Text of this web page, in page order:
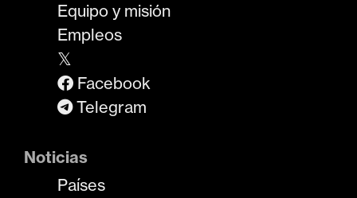
Equipo y misión
Empleos
𝕏
Facebook
Telegram
Noticias
Países